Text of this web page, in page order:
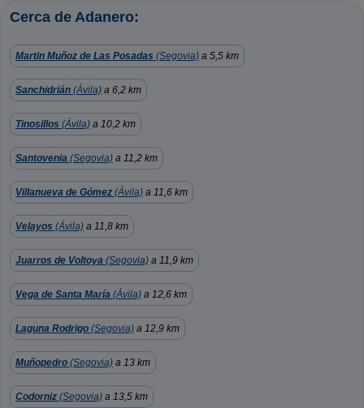
Cerca de Adanero:
Martin Muñoz de Las Posadas (Segovia) a 5,5 km
Sanchidrián (Ávila) a 6,2 km
Tinosillos (Ávila) a 10,2 km
Santovenia (Segovia) a 11,2 km
Villanueva de Gómez (Ávila) a 11,6 km
Velayos (Ávila) a 11,8 km
Juarros de Voltoya (Segovia) a 11,9 km
Vega de Santa María (Ávila) a 12,6 km
Laguna Rodrigo (Segovia) a 12,9 km
Muñopedro (Segovia) a 13 km
Codorniz (Segovia) a 13,5 km